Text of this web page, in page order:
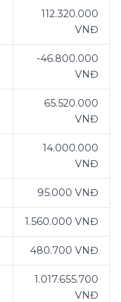
112.320.000
VNĐ
-46.800.000
VNĐ
65.520.000
VNĐ
14.000.000
VNĐ
95.000 VNĐ
1.560.000 VNĐ
480.700 VNĐ
1.017.655.700
VNĐ